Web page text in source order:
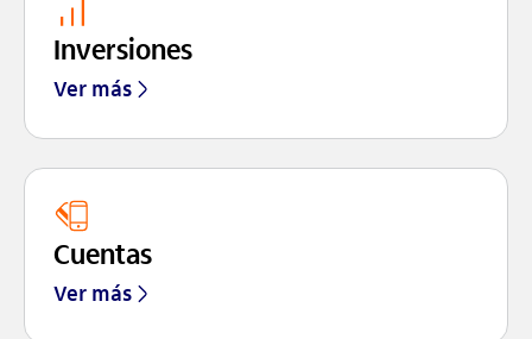
Inversiones
Ver más
Cuentas
Ver más